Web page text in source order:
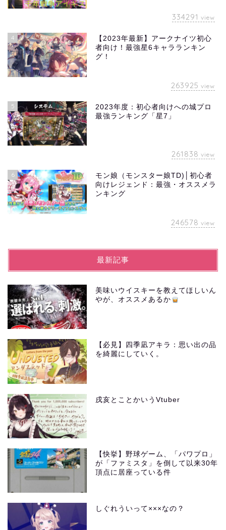
334291 view
4
【2023年最新】アークナイツ初心
者向け！最強星6キャラランキン
グ！
263925 view
5
2023年度：初心者向けへの城プロ
最強ランキング「星7」
261838 view
6
モン娘（モンスター娘TD)│初心者
向けレジェンド：最強・オススメラ
ンキング
246578 view
最新記事
美味いウイスキーを教えてほしいん
やが、オススメあるか
【必見】四季凪アキラ：思い出の品
を綺麗にしていく。
戌亥とことかいうVtuber
【快挙】野球ゲーム、「パワプロ」
が「ファミスタ」を倒して以来30年
頂点に居座っている件
しぐれういって×××なの？